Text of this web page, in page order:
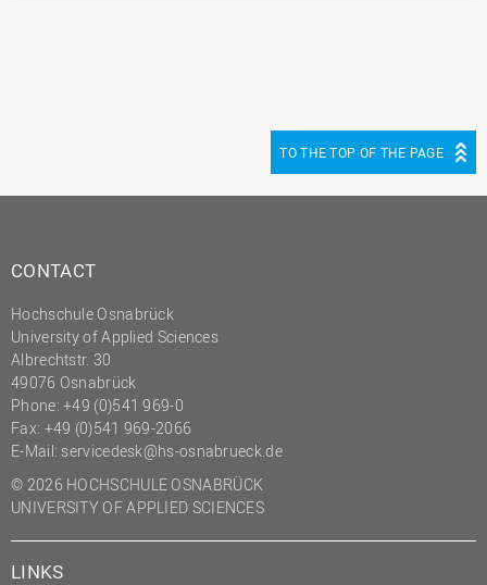
Studierendensekretariat
Transfer- und
Innovationsmanagement
TO THE TOP OF THE PAGE
CONTACT
Hochschule Osnabrück
University of Applied Sciences
Albrechtstr. 30
49076 Osnabrück
Phone: +49 (0)541 969-0
Fax: +49 (0)541 969-2066
E-Mail: servicedesk@hs-osnabrueck.de
© 2026 HOCHSCHULE OSNABRÜCK
UNIVERSITY OF APPLIED SCIENCES
LINKS